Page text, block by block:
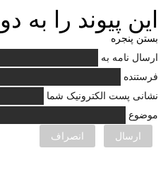
این پیوند را به
بستن پنجره
ارسال نامه به
فرستنده
نشانی پست الکترونیک شما
موضوع
ارسال
انصراف